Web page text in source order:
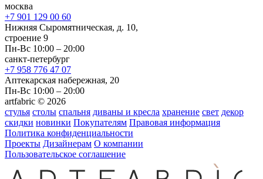
москва
+7 901 129 00 60
Нижняя Сыромятническая, д. 10,
строение 9
Пн-Вс 10:00 – 20:00
санкт-петербург
+7 958 776 47 07
Аптекарская набережная, 20
Пн-Вс 10:00 – 20:00
artfabric © 2026
стулья столы спальня диваны и кресла хранение свет декор
скидки новинки Покупателям Правовая информация
Политика конфиденциальности
Проекты Дизайнерам О компании
Пользовательское соглашение